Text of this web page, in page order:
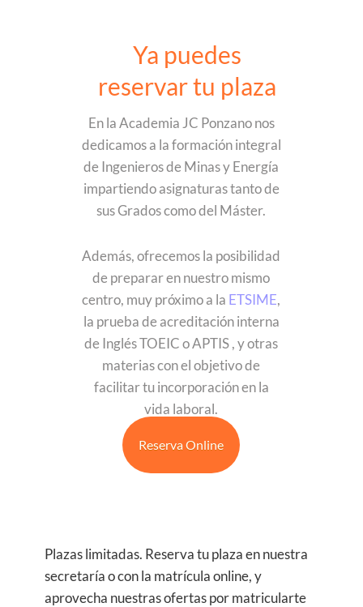
Ya puedes
reservar tu plaza
En la Academia JC Ponzano nos
dedicamos a la formación integral
de Ingenieros de Minas y Energía
impartiendo asignaturas tanto de
sus Grados como del Máster.
Además, ofrecemos la posibilidad
de preparar en nuestro mismo
centro, muy próximo a la ETSIME,
la prueba de acreditación interna
de Inglés TOEIC o APTIS , y otras
materias con el objetivo de
facilitar tu incorporación en la
vida laboral.
Reserva Online
​Plazas limitadas. Reserva tu plaza en nuestra
secretaría o con la matrícula online, y
aprovecha nuestras ofertas por matricularte